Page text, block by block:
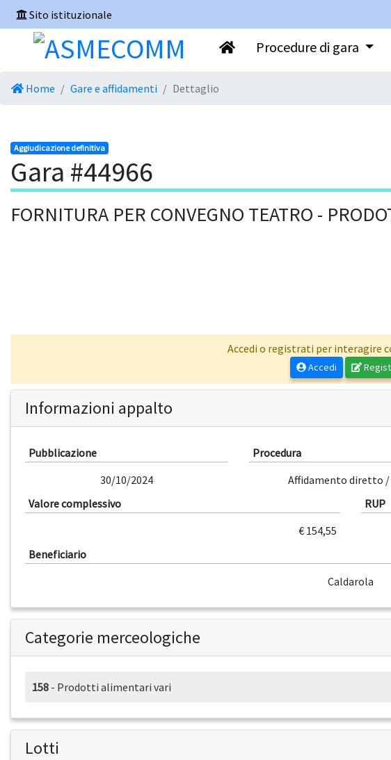
Sito istituzionale
Procedure di gara
Home Gare e affidamenti Dettaglio
Aggiudicazione definitiva
Gara #44966
FORNITURA PER CONVEGNO TEATRO -
Accedi o registrati per interagire
Accedi
Informazioni appalto
Pubblicazione
30/10/2024
Procedura
Affidamento diretto /
Valore complessivo
€ 154,55
RUP
Beneficiario
Caldarola
Categorie merceologiche
158 - Prodotti alimentari vari
Lotti